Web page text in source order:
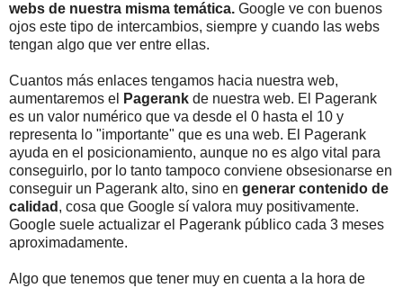
webs de nuestra misma temática. Google ve con buenos
ojos este tipo de intercambios, siempre y cuando las webs
tengan algo que ver entre ellas.
Cuantos más enlaces tengamos hacia nuestra web,
aumentaremos el
Pagerank de nuestra web. El Pagerank
es un valor numérico que va desde el 0 hasta el 10 y
representa lo "importante" que es una web. El Pagerank
ayuda en el posicionamiento, aunque no es algo vital para
conseguirlo, por lo tanto tampoco conviene obsesionarse en
conseguir un Pagerank alto, sino en generar contenido de
calidad , cosa que Google sí valora muy positivamente.
Google suele actualizar el Pagerank público cada 3 meses
aproximadamente.
Algo que tenemos que tener muy en cuenta a la hora de